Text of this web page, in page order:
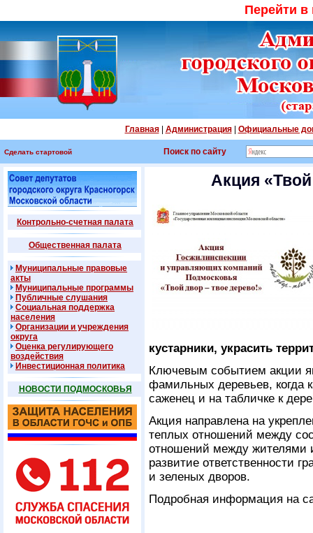
Перейти
Главная| Администрация| Официальные
Сделать стартовой Поиск по сайту
Контрольно-счетная палата
Общественная палата
Муниципальные правовые
акты
Муниципальные программы
Публичные слушания
Социальная поддержка
населения
Организации и учреждения
округа
Оценка регулирующего
воздействия
Инвестиционная политика
НОВОСТИ ПОДМОСКОВЬЯ
Акция
кустарники, украсить
Ключевым событием акции
фамильных деревьев, когда
саженец и на табличке к
Акция направлена на
теплых отношений между
отношений между жителями
развитие ответственности
и зеленых дворов.
Подробная информация на